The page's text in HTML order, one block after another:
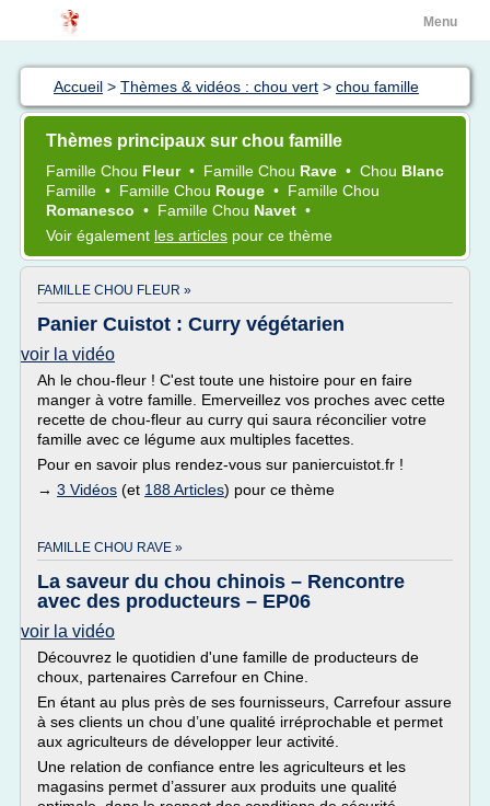
Menu
Accueil > Thèmes & vidéos : chou vert > chou famille
Thèmes principaux sur chou famille
Famille Chou Fleur • Famille Chou Rave • Chou Blanc
Famille • Famille Chou Rouge • Famille Chou
Romanesco • Famille Chou Navet •
Voir également les articles pour ce thème
FAMILLE CHOU FLEUR »
Panier Cuistot : Curry végétarien
voir la vidéo
Ah le chou-fleur ! C'est toute une histoire pour en faire
manger à votre famille. Emerveillez vos proches avec cette
recette de chou-fleur au curry qui saura réconcilier votre
famille avec ce légume aux multiples facettes.
Pour en savoir plus rendez-vous sur paniercuistot.fr !
→ 3 Vidéos (et 188 Articles) pour ce thème
FAMILLE CHOU RAVE »
La saveur du chou chinois – Rencontre
avec des producteurs – EP06
voir la vidéo
Découvrez le quotidien d'une famille de producteurs de
choux, partenaires Carrefour en Chine.
En étant au plus près de ses fournisseurs, Carrefour assure
à ses clients un chou d’une qualité irréprochable et permet
aux agriculteurs de développer leur activité.
Une relation de confiance entre les agriculteurs et les
magasins permet d’assurer aux produits une qualité